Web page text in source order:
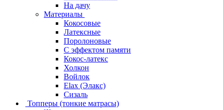
На дачу
Материалы
Кокосовые
Латексные
Поролоновые
С эффектом памяти
Кокос-латекс
Холкон
Войлок
Elax (Элакс)
Сизаль
Топперы (тонкие матрасы)